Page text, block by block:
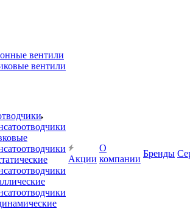
вентили
вентили
Акции
О
компании
Бренды